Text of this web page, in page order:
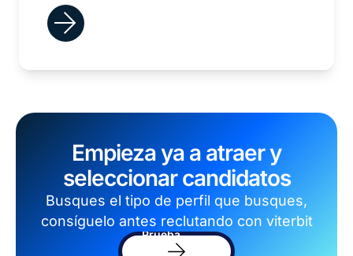
Empieza ya a atraer y
seleccionar candidatos
Busques el tipo de perfil que busques,
consíguelo antes reclutando con viterbit
Prueba